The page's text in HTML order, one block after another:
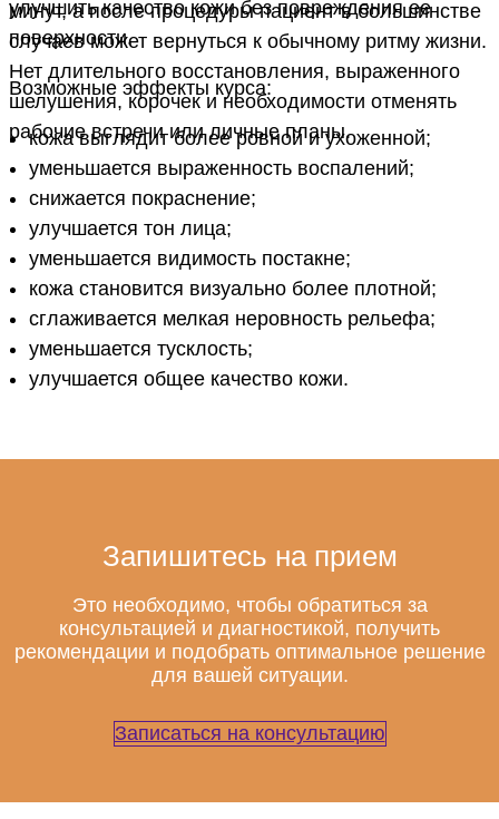
минут, а после процедуры пациент в большинстве
случаев может вернуться к обычному ритму жизни.
Нет длительного восстановления, выраженного
шелушения, корочек и необходимости отменять
рабочие встречи или личные планы.
улучшить качество кожи без повреждения ее
поверхности.
Возможные эффекты курса:
кожа выглядит более ровной и ухоженной;
уменьшается выраженность воспалений;
снижается покраснение;
улучшается тон лица;
уменьшается видимость постакне;
кожа становится визуально более плотной;
сглаживается мелкая неровность рельефа;
уменьшается тусклость;
улучшается общее качество кожи.
Запишитесь на прием
Это необходимо, чтобы обратиться за
консультацией и диагностикой, получить
рекомендации и подобрать оптимальное решение
для вашей ситуации.
Записаться на консультацию